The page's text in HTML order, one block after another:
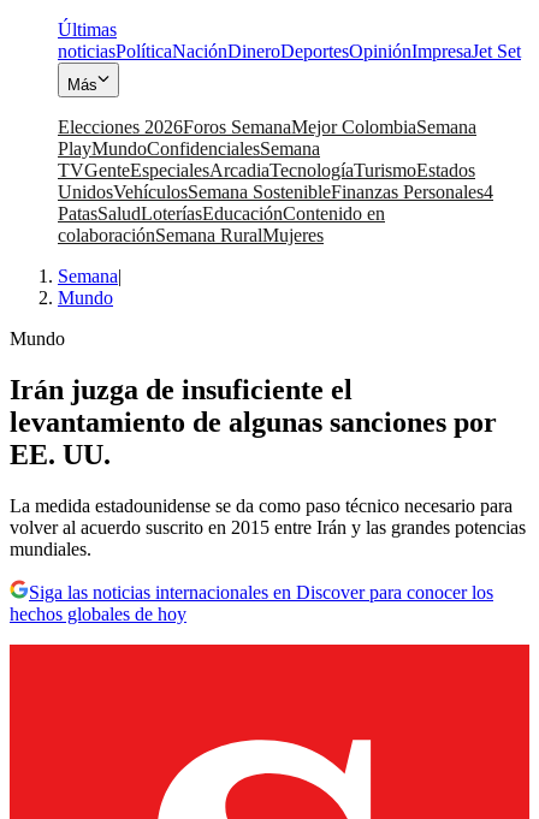
Últimas
noticiasPolíticaNaciónDineroDeportesOpiniónImpresaJet Set
Más
Elecciones 2026Foros SemanaMejor ColombiaSemana
PlayMundoConfidencialesSemana
TVGenteEspecialesArcadiaTecnologíaTurismoEstados
UnidosVehículosSemana SostenibleFinanzas Personales4
PatasSaludLoteríasEducaciónContenido en
colaboraciónSemana RuralMujeres
Semana|
Mundo
Mundo
Irán juzga de insuficiente el
levantamiento de algunas sanciones por
EE. UU.
La medida estadounidense se da como paso técnico necesario para
volver al acuerdo suscrito en 2015 entre Irán y las grandes potencias
mundiales.
Siga las noticias internacionales en Discover para conocer los
hechos globales de hoy